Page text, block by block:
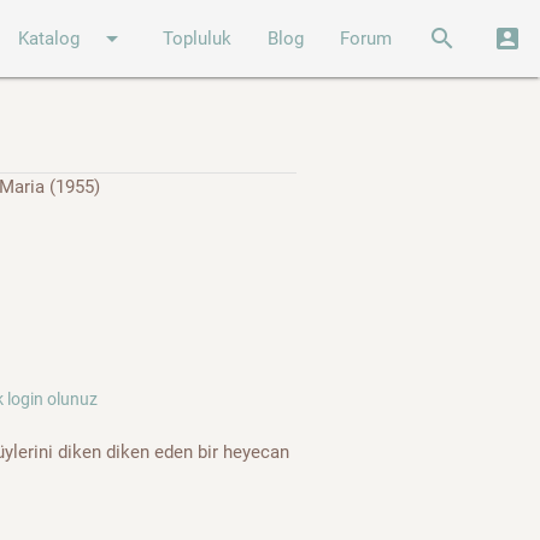
Katalog arrow_drop_down Topluluk Blog Forum search account_box
(1955)
login olunuz
diken diken eden bir heyecan